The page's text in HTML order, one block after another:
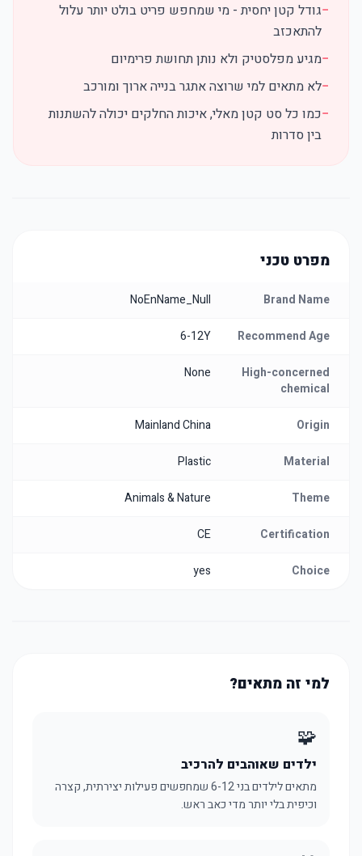
−גודל קטן יחסית - מי שמחפש פריט בולט יותר עלול
להתאכזב
−מגיע מפלסטיק ולא נותן תחושת פרימיום
−לא מתאים למי שרוצה אתגר בנייה ארוך ומורכב
−כמו כל סט קטן מאלי, איכות החלקים יכולה להשתנות
בין סדרות
מפרט טכני
Brand Name
NoEnName_Null
Recommend Age
6-12Y
High-concerned
chemical
None
Origin
Mainland China
Material
Plastic
Theme
Animals & Nature
Certification
CE
Choice
yes
למי זה מתאים?
🧩
ילדים שאוהבים להרכיב
מתאים לילדים בני 6-12 שמחפשים פעילות יצירתית, קצרה
וכיפית בלי יותר מדי כאב ראש.